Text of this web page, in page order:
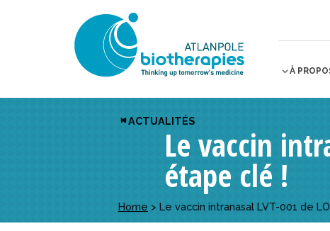
À
ACTUALITÉS
Le vaccin
étape clé !
Home > Le vaccin intranasal LVT-001 de